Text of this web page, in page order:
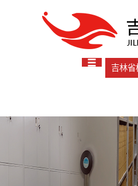
吉林省